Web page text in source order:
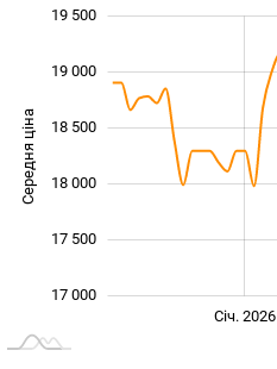
Середня ціна
17 000
17 500
18 000
18 500
19 000
19 500
Січ. 2026